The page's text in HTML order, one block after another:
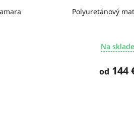
Polyuretánový
Na sklade
od 144